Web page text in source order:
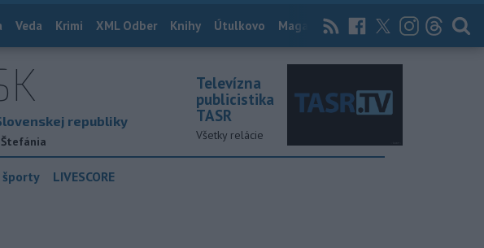
Veda Krimi XML Odber Knihy Útulkovo Magazín News Now Archív
republiky
Štefánia
Televízna
publicistika
TASR
Všetky relácie
športy LIVESCORE